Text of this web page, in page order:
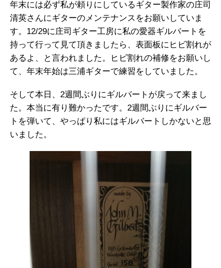
年末には必ず私が頼りにしているギター製作家の庄司
清英さんにギターのメンテナンスをお願いしていま
す。12/29に庄司ギター工房に私の愛器ギルバートを
持って行って見て頂きましたら、表面板にヒビ割れが
あるよ、と言われました。ヒビ割れの補修をお願いし
て、年末年始は三浦ギターで練習をしていました。
そして本日、2週間ぶりにギルバートが戻って来まし
た。本当に有り難かったです。2週間ぶりにギルバー
トを弾いて、やっぱり私にはギルバートしかないと思
いました。